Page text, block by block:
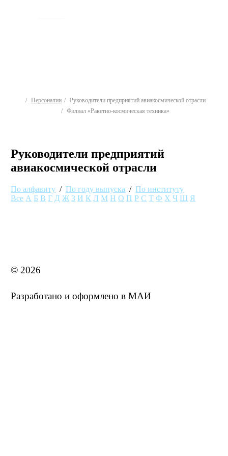
Персоналии
Руководители предприятий авиакосмической отрасли
Филиал «Ракетно-космическая техника»
Руководители предприятий
авиакосмической отрасли
По алфавиту /По году выпуска /По институту
Все А Б В Г Д Ж З И К Л М Н О П Р С Т Ф Х Ч Ш Я
© 2026
Разработано и оформлено в МАИ